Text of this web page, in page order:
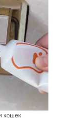
кошек